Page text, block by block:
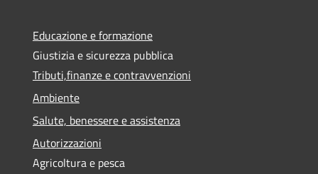
Educazione e formazione
Giustizia e sicurezza pubblica
Tributi,finanze e contravvenzioni
Ambiente
Salute, benessere e assistenza
Autorizzazioni
Agricoltura e pesca